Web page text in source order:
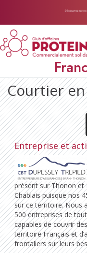
Courtier
Entreprise et
présent sur Thonon et
Chablais puisque nos
sur ce territoire. Nous
500 entreprises de
capables de couvrir
territoire Français et
frontaliers sur leurs